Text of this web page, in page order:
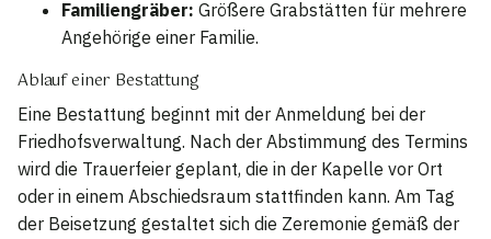
Familiengräber: Größere Grabstätten für mehrere
Angehörige einer Familie.
Ablauf einer Bestattung
Eine Bestattung beginnt mit der Anmeldung bei der
Friedhofsverwaltung. Nach der Abstimmung des Termins
wird die Trauerfeier geplant, die in der Kapelle vor Ort
oder in einem Abschiedsraum stattfinden kann. Am Tag
der Beisetzung gestaltet sich die Zeremonie gemäß der